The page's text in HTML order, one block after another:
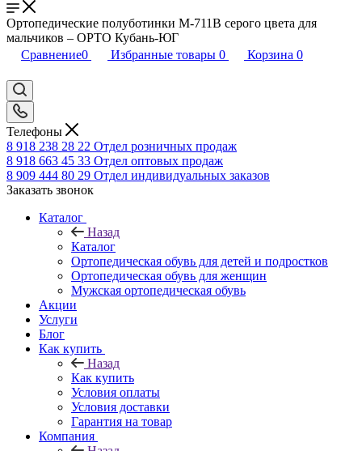
Ортопедические полуботинки М-711В серого цвета для
мальчиков – ОРТО Кубань-ЮГ
Сравнение0 Избранные товары 0 Корзина 0
Телефоны
8 918 238 28 22 Отдел розничных продаж
8 918 663 45 33 Отдел оптовых продаж
8 909 444 80 29 Отдел индивидуальных заказов
Заказать звонок
Каталог
Назад
Каталог
Ортопедическая обувь для детей и подростков
Ортопедическая обувь для женщин
Мужская ортопедическая обувь
Акции
Услуги
Блог
Как купить
Назад
Как купить
Условия оплаты
Условия доставки
Гарантия на товар
Компания